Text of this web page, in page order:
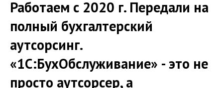
Работаем с 2020 г. Передали на
полный бухгалтерский
аутсорсинг.
«1С:БухОбслуживание» - это не
просто аутсорсер, а